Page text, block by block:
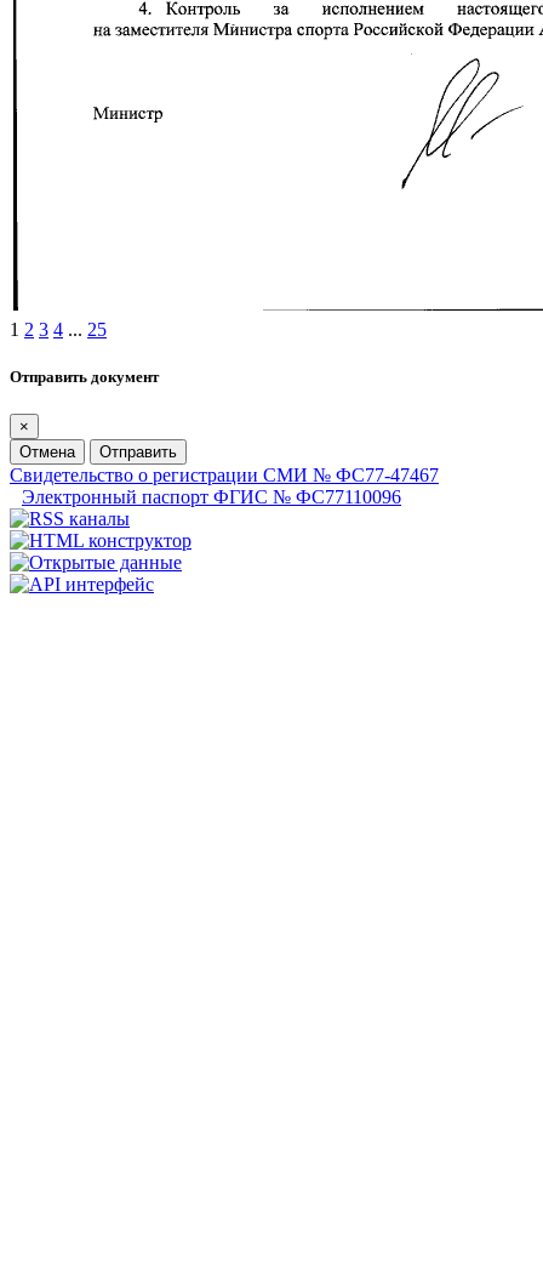
1 2 3 4 ... 25
Отправить документ
×
Отмена
Отправить
Свидетельство о регистрации СМИ № ФС77-47467
Электронный паспорт ФГИС № ФС77110096